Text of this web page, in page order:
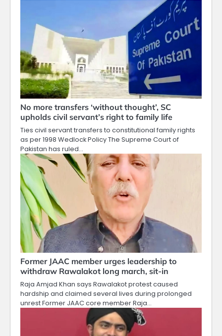
No more transfers ‘without thought’, SC
upholds civil servant’s right to family life
Ties civil servant transfers to constitutional family rights
as per 1998 Wedlock Policy The Supreme Court of
Pakistan has ruled…
Former JAAC member urges leadership to
withdraw Rawalakot long march, sit-in
Raja Amjad Khan says Rawalakot protest caused
hardship and claimed several lives during prolonged
unrest Former JAAC core member Raja…